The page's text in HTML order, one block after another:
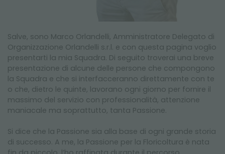
Salve, sono Marco Orlandelli, Amministratore Delegato di
Organizzazione Orlandelli s.r.l. e con questa pagina voglio
presentarti la mia Squadra. Di seguito troverai una breve
presentazione di alcune delle persone che compongono
la Squadra e che si interfacceranno direttamente con te
o che, dietro le quinte, lavorano ogni giorno per fornire il
massimo del servizio con professionalità, attenzione
maniacale ma soprattutto, tanta Passione.
Si dice che la Passione sia alla base di ogni grande storia
di successo. A me, la Passione per la Floricoltura è nata